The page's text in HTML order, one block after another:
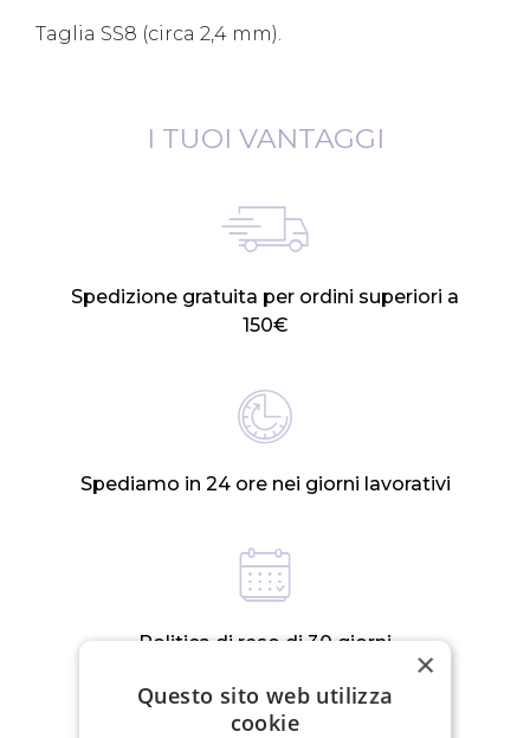
Taglia SS8 (circa 2,4 mm).
I TUOI VANTAGGI
Spedizione gratuita per ordini superiori a
150€
Spediamo in 24 ore nei giorni lavorativi
Politica di reso di 30 giorni
×
Questo sito web utilizza
cookie